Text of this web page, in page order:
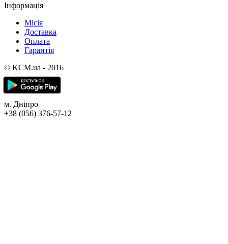
Інформація
Місія
Доставка
Оплата
Гарантія
© KCM.ua - 2016
м. Дніпро
+38 (056) 376-57-12